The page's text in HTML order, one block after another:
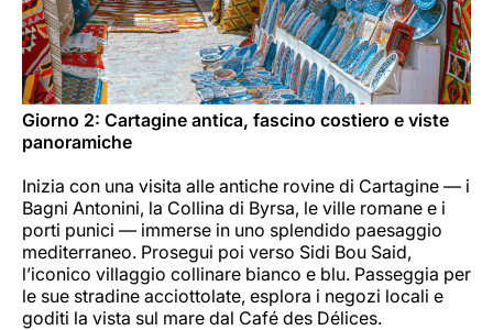
Giorno 2: Cartagine antica, fascino costiero e viste
panoramiche
Inizia con una visita alle antiche rovine di Cartagine — i
Bagni Antonini, la Collina di Byrsa, le ville romane e i
porti punici — immerse in uno splendido paesaggio
mediterraneo. Prosegui poi verso Sidi Bou Said,
l’iconico villaggio collinare bianco e blu. Passeggia per
le sue stradine acciottolate, esplora i negozi locali e
goditi la vista sul mare dal Café des Délices.